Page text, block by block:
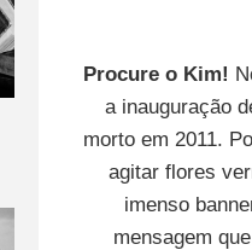
Procure o Kim!
a inauguração
morto em 2011.
agitar flores
imenso
mensagem